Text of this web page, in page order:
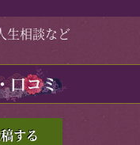
生相談など
口コミ
する